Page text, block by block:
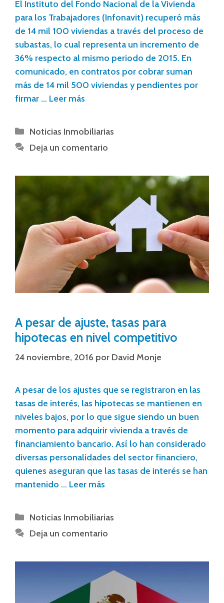
El Instituto del Fondo Nacional de la Vivienda
para los Trabajadores (Infonavit) recuperó más
de 14 mil 100 viviendas a través del proceso de
subastas, lo cual representa un incremento de
36% respecto al mismo periodo de 2015. En
comunicado, en contratos por cobrar suman
más de 14 mil 500 viviendas y pendientes por
firmar … Leer más
Noticias Inmobiliarias
Deja un comentario
A pesar de ajuste, tasas para
hipotecas en nivel competitivo
24 noviembre, 2016 por David Monje
A pesar de los ajustes que se registraron en las
tasas de interés, las hipotecas se mantienen en
niveles bajos, por lo que sigue siendo un buen
momento para adquirir vivienda a través de
financiamiento bancario. Así lo han considerado
diversas personalidades del sector financiero,
quienes aseguran que las tasas de interés se han
mantenido … Leer más
Noticias Inmobiliarias
Deja un comentario